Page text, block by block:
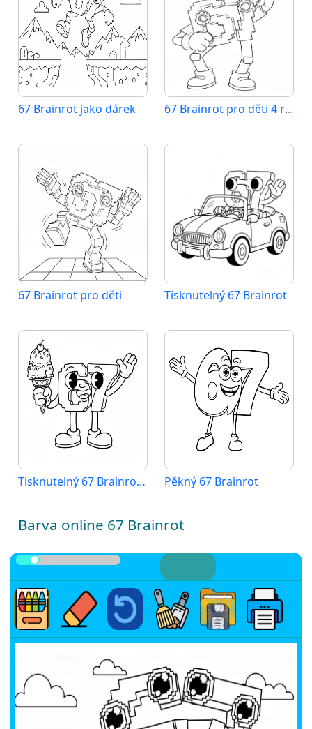
67 Brainrot jako dárek 67 Brainrot pro děti 4 roky
67 Brainrot pro děti Tisknutelný 67 Brainrot
Tisknutelný 67 Brainrot pro děti Pěkný 67 Brainrot
Barva online 67 Brainrot